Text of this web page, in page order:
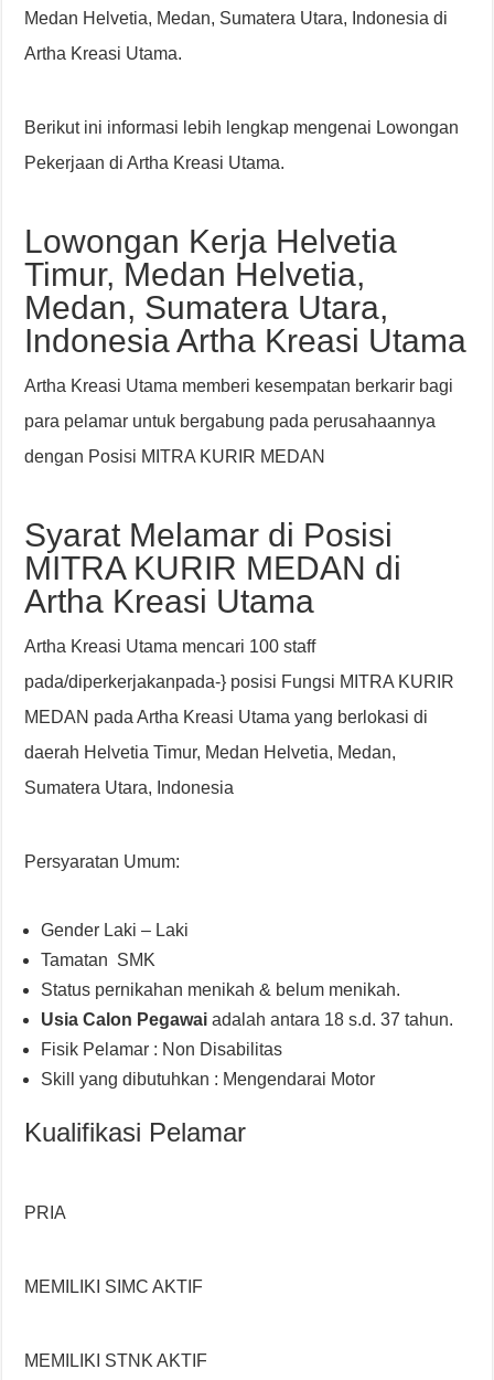
Medan Helvetia, Medan, Sumatera Utara, Indonesia di
Artha Kreasi Utama.
Berikut ini informasi lebih lengkap mengenai Lowongan
Pekerjaan di Artha Kreasi Utama.
Lowongan Kerja Helvetia
Timur, Medan Helvetia,
Medan, Sumatera Utara,
Indonesia Artha Kreasi Utama
Artha Kreasi Utama memberi kesempatan berkarir bagi
para pelamar untuk bergabung pada perusahaannya
dengan Posisi MITRA KURIR MEDAN
Syarat Melamar di Posisi
MITRA KURIR MEDAN di
Artha Kreasi Utama
Artha Kreasi Utama mencari 100 staff
pada/diperkerjakanpada-} posisi Fungsi MITRA KURIR
MEDAN pada Artha Kreasi Utama yang berlokasi di
daerah Helvetia Timur, Medan Helvetia, Medan,
Sumatera Utara, Indonesia
Persyaratan Umum:
Gender Laki – Laki
Tamatan SMK
Status pernikahan menikah & belum menikah.
Usia Calon Pegawaiadalah antara 18 s.d. 37 tahun.
Fisik Pelamar : Non Disabilitas
Skill yang dibutuhkan : Mengendarai Motor
Kualifikasi Pelamar
PRIA
MEMILIKI SIMC AKTIF
MEMILIKI STNK AKTIF